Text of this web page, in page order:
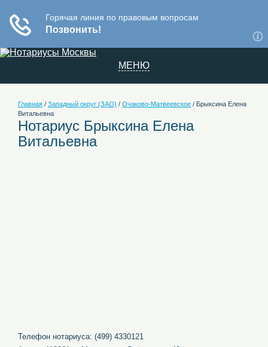
МЕНЮ
Главная / Западный округ (ЗАО) / Очаково-Матвеевское / Брыксина Елена
Витальевна
Нотариус Брыксина Елена
Витальевна
Телефон нотариуса: (499) 4330121